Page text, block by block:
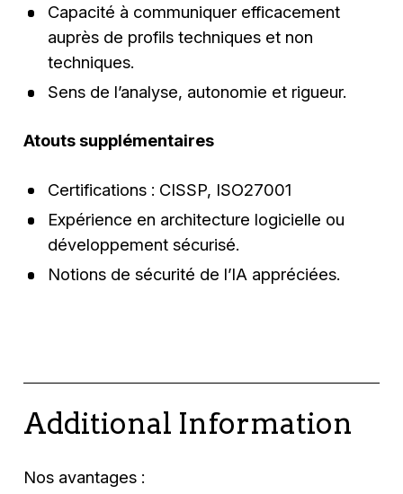
Capacité à communiquer efficacement
auprès de profils techniques et non
techniques.
Sens de l’analyse, autonomie et rigueur.
Atouts supplémentaires
Certifications : CISSP, ISO27001
Expérience en architecture logicielle ou
développement sécurisé.
Notions de sécurité de l’IA appréciées.
Additional Information
Nos avantages :